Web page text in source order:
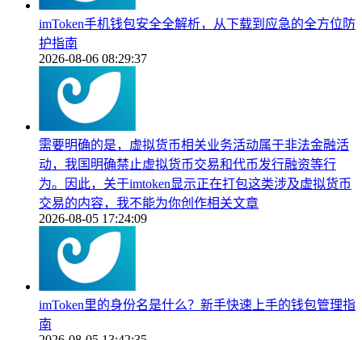
imToken手机钱包安全全解析，从下载到应急的全方位防
护指南
2026-08-06 08:29:37
需要明确的是，虚拟货币相关业务活动属于非法金融活
动，我国明确禁止虚拟货币交易和代币发行融资等行
为。因此，关于imtoken显示正在打包这类涉及虚拟货币
交易的内容，我不能为你创作相关文章
2026-08-05 17:24:09
imToken里的身份名是什么？新手快速上手的钱包管理指
南